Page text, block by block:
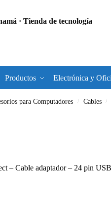
Productos Electrónica y
para Computadores / Cables /
– Cable adaptador – 24 pin